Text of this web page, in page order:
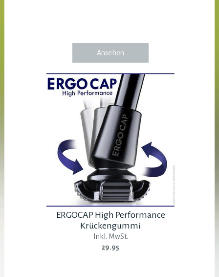
Ansehen
ERGOCAP High Performance
Krückengummi
Inkl. MwSt.
29.95